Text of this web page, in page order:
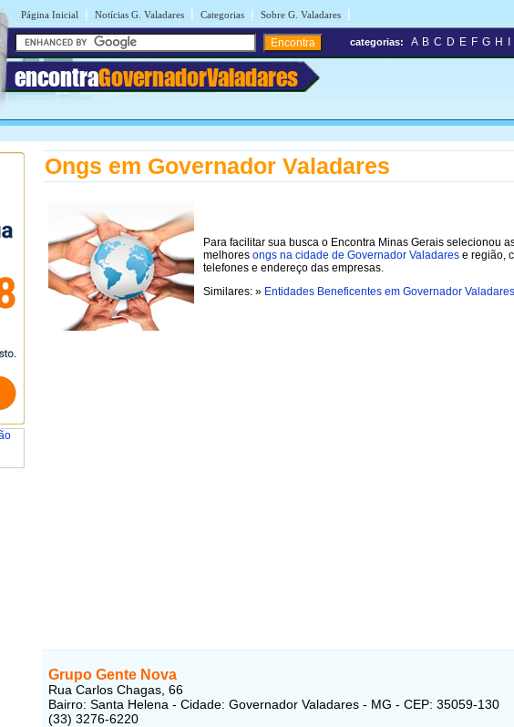
Página Inicial | Notícias G. Valadares | Categorias | Sobre G. Valadares |
encontraGovernadorValadares
categorias: A B C D E F G H
Ongs em Governador Valadares
Para facilitar sua busca o Encontra Minas Gerais selecionou
melhores ongs na cidade de Governador Valadares e região,
telefones e endereço das empresas.
Similares: » Entidades Beneficentes em Governador Valadares
Grupo Gente Nova
Rua Carlos Chagas, 66
Bairro: Santa Helena - Cidade: Governador Valadares - MG - CEP: 35059-130
(33) 3276-6220